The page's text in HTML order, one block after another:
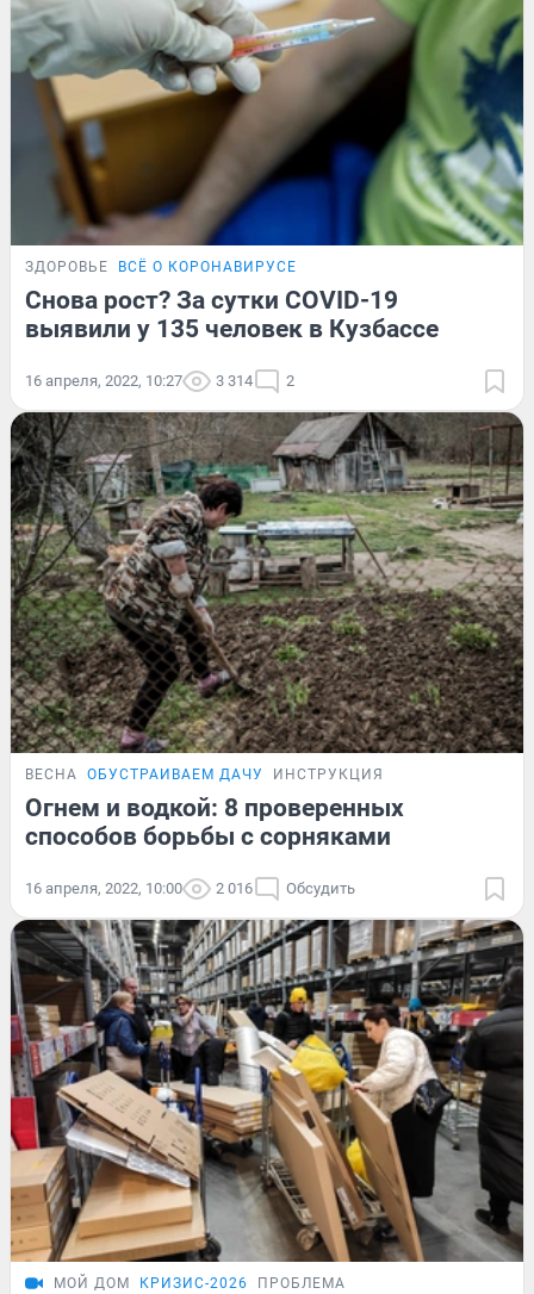
ЗДОРОВЬЕ ВСЁ О КОРОНАВИРУСЕ
Снова рост? За сутки COVID-19
выявили у 135 человек в Кузбассе
16 апреля, 2022, 10:27 3 314 2
ВЕСНА ОБУСТРАИВАЕМ ДАЧУ ИНСТРУКЦИЯ
Огнем и водкой: 8 проверенных
способов борьбы с сорняками
16 апреля, 2022, 10:00 2 016 Обсудить
МОЙ ДОМ КРИЗИС-2026 ПРОБЛЕМА